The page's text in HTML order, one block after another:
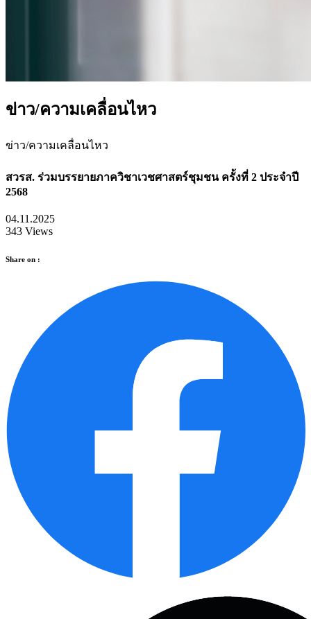
ข่าว/ความเคลื่อนไหว
ข่าว/ความเคลื่อนไหว
สวรส. ร่วมบรรยายภาควิชาเวชศาสตร์ชุมชน ครั้งที่ 2 ประจำปี
2568
04.11.2025
343 Views
Share on :